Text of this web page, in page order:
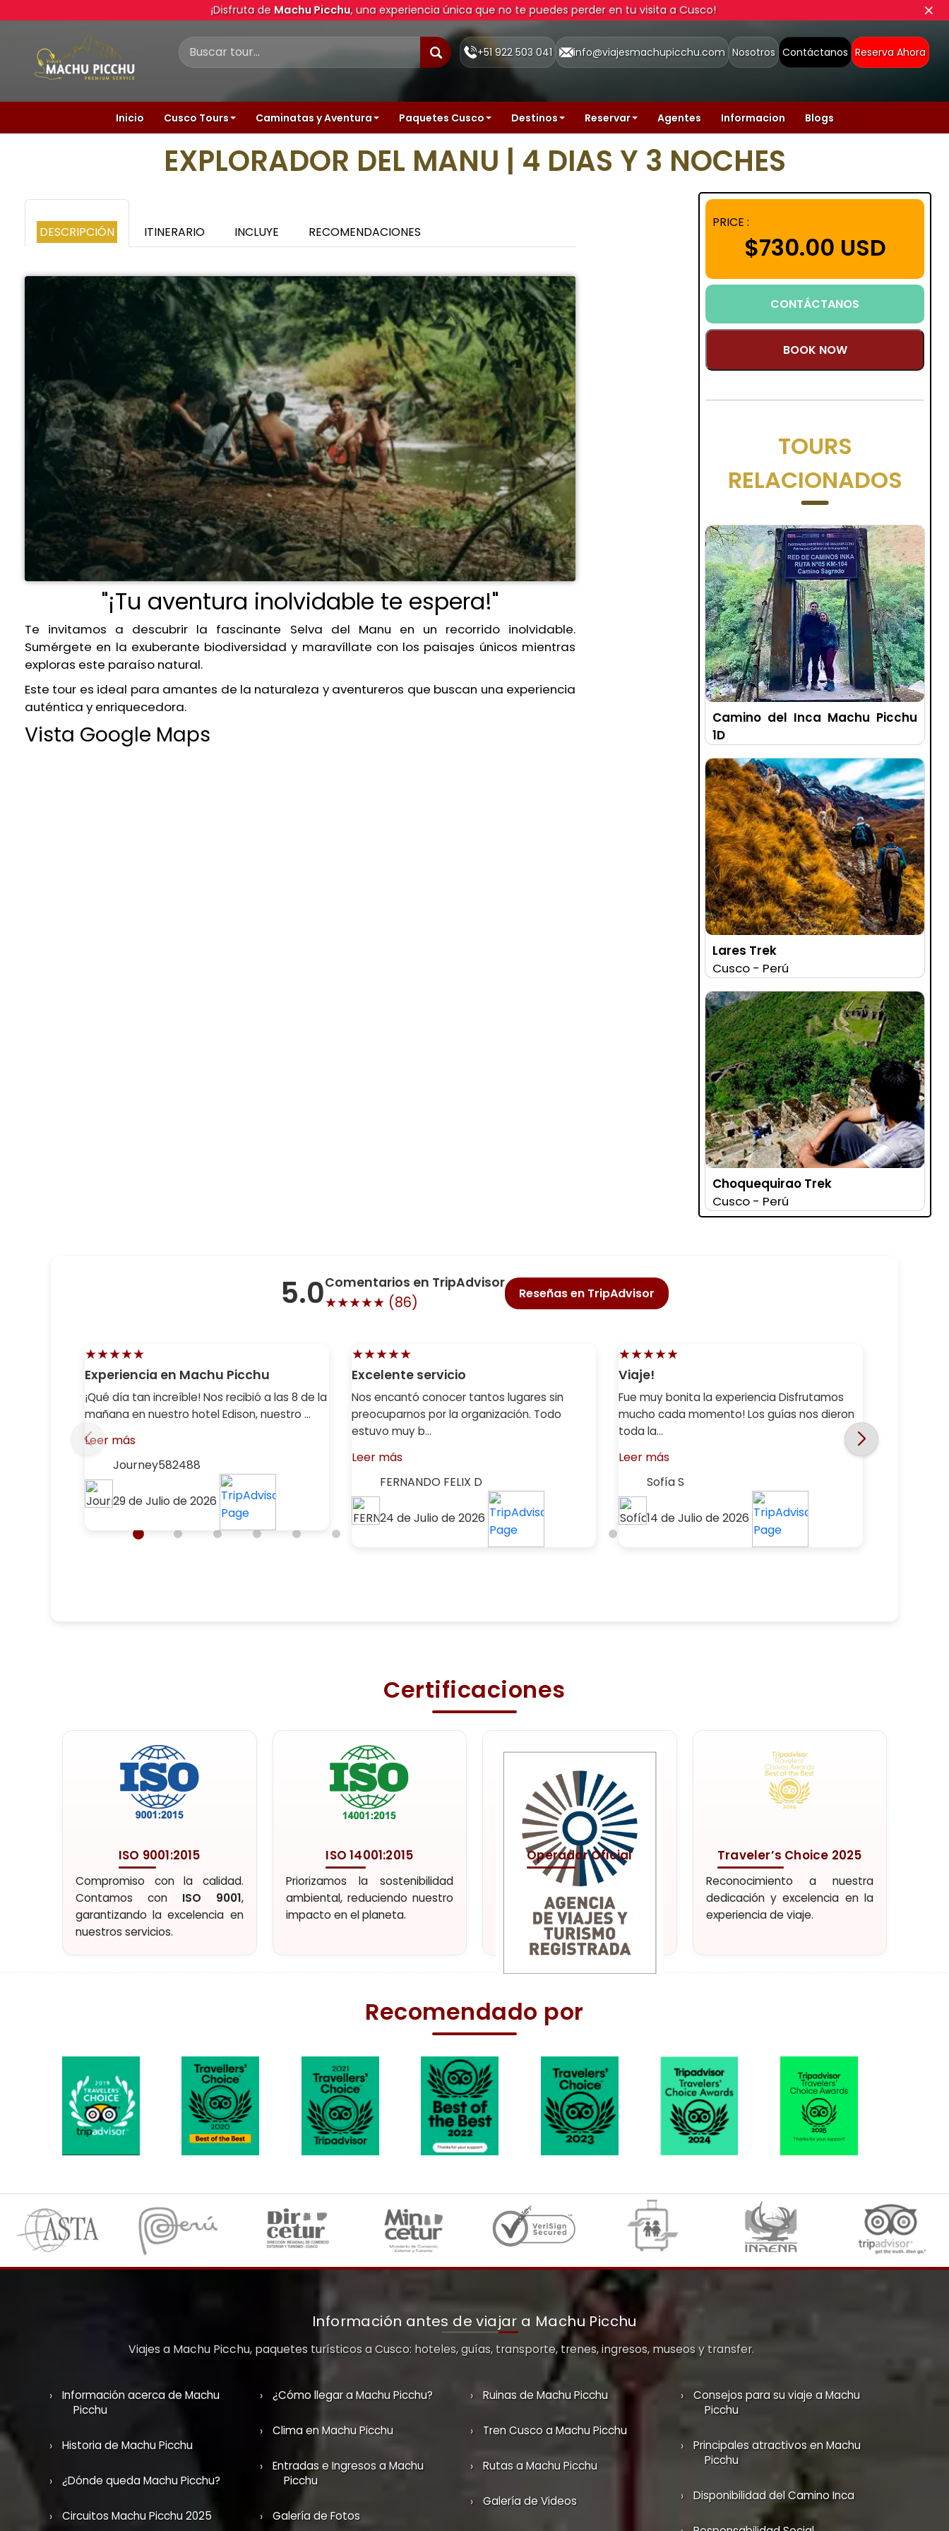
¡Disfruta deMachu Picchu, una experiencia única que no te puedes perder en tu visita a Cusco! ✕
+51 922 503 041 info@viajesmachupicchu.com Reserva Ahora
Contáctanos
Nosotros
Inicio Cusco Tours Caminatas y Aventura Paquetes Cusco Destinos Reservar Agentes Informacion Blogs
EXPLORADOR DEL MANU | 4 DIAS Y 3 NOCHES
DESCRIPCIÓN ITINERARIO INCLUYE RECOMENDACIONES
"¡Tu aventura inolvidable te espera!"
Te invitamos a descubrir la fascinante Selva del Manu en un recorrido inolvidable.
Sumérgete en la exuberante biodiversidad y maravíllate con los paisajes únicos mientras
exploras este paraíso natural.
Este tour es ideal para amantes de la naturaleza y aventureros que buscan una experiencia
auténtica y enriquecedora.
Vista Google Maps
PRICE :
$730.00 USD
CONTÁCTANOS
BOOK NOW
TOURS
RELACIONADOS
Camino del Inca Machu Picchu
1D
Lares Trek
Cusco - Perú
Choquequirao Trek
Cusco - Perú
5.0Comentarios en TripAdvisor
★★★★★ (86) Reseñas en TripAdvisor
★★★★★
Experiencia en Machu Picchu
¡Qué día tan increíble! Nos recibió a las 8 de la
mañana en nuestro hotel Edison, nuestro ...
Leer más
Journey582488
29 de Julio de 2026
★★★★★
Excelente servicio
Nos encantó conocer tantos lugares sin
preocuparnos por la organización. Todo
estuvo muy b...
Leer más
FERNANDO FELIX D
24 de Julio de 2026
★★★★★
Viaje!
Fue muy bonita la experiencia Disfrutamos
mucho cada momento! Los guías nos dieron
toda la...
Leer más
Sofía S
14 de Julio de 2026
Certificaciones
ISO 9001:2015
Compromiso con la calidad.
Contamos con ISO 9001,
garantizando la excelencia en
nuestros servicios.
ISO 14001:2015
Priorizamos la sostenibilidad
ambiental, reduciendo nuestro
impacto en el planeta.
Operador Oficial
Agencia y operador turístico
oficial. Experiencias únicas y de
alta calidad.
Traveler’s Choice 2025
Reconocimiento a nuestra
dedicación y excelencia en la
experiencia de viaje.
Recomendado por
Información antes de viajar a Machu Picchu
Viajes a Machu Picchu, paquetes turísticos a Cusco: hoteles, guías, transporte, trenes, ingresos, museos y transfer.
Información acerca de Machu
Picchu
Historia de Machu Picchu
¿Dónde queda Machu Picchu?
Circuitos Machu Picchu 2025
¿Cómo llegar a Machu Picchu?
Clima en Machu Picchu
Entradas e Ingresos a Machu
Picchu
Galería de Fotos
Ruinas de Machu Picchu
Tren Cusco a Machu Picchu
Rutas a Machu Picchu
Galería de Videos
Consejos para su viaje a Machu
Picchu
Principales atractivos en Machu
Picchu
Disponibilidad del Camino Inca